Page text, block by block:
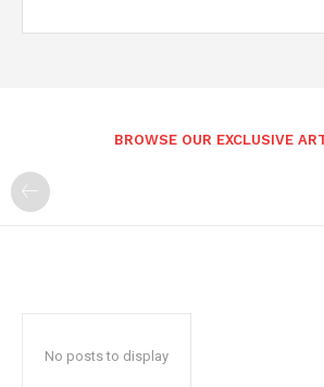
BROWSE OUR EXCLUSIVE
No posts to display